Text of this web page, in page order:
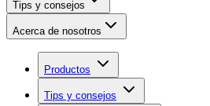
Tips y consejos
Acerca de nosotros
Productos
Tips y consejos